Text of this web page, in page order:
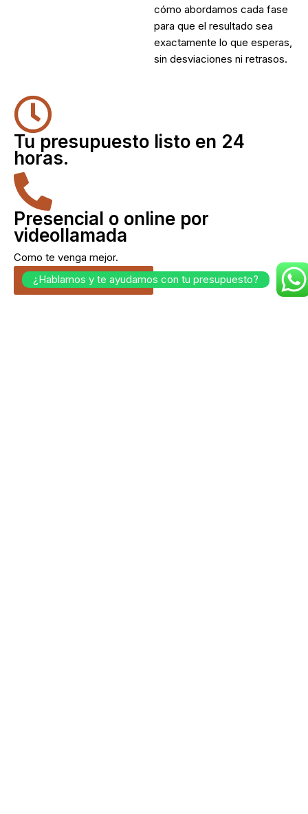
cómo abordamos cada fase
para que el resultado sea
exactamente lo que esperas,
sin desviaciones ni retrasos.
Tu presupuesto listo en 24
horas.
Presencial o online por
videollamada
Como te venga mejor.
Cuéntanos tu idea.
¿Hablamos y te ayudamos con tu presupuesto?